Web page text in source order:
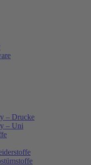
– Drucke
– Uni